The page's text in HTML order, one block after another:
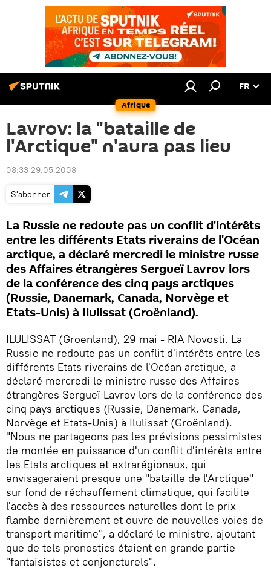
Afrique
FR
Lavrov: la "bataille de
l'Arctique" n'aura pas lieu
08:33 29.05.2008
S'abonner
La Russie ne redoute pas un conflit d'intérêts
entre les différents Etats riverains de l'Océan
arctique, a déclaré mercredi le ministre russe
des Affaires étrangères Sergueï Lavrov lors
de la conférence des cinq pays arctiques
(Russie, Danemark, Canada, Norvège et
Etats-Unis) à Ilulissat (Groënland).
ILULISSAT (Groenland), 29 mai - RIA Novosti. La
Russie ne redoute pas un conflit d'intérêts entre les
différents Etats riverains de l'Océan arctique, a
déclaré mercredi le ministre russe des Affaires
étrangères Sergueï Lavrov lors de la conférence des
cinq pays arctiques (Russie, Danemark, Canada,
Norvège et Etats-Unis) à Ilulissat (Groënland).
"Nous ne partageons pas les prévisions pessimistes
de montée en puissance d'un conflit d'intérêts entre
les Etats arctiques et extrarégionaux, qui
envisageraient presque une "bataille de l'Arctique"
sur fond de réchauffement climatique, qui facilite
l'accès à des ressources naturelles dont le prix
flambe dernièrement et ouvre de nouvelles voies de
transport maritime", a déclaré le ministre, ajoutant
que de tels pronostics étaient en grande partie
"fantaisistes et conjoncturels".